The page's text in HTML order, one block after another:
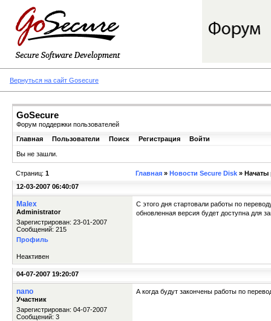
Вернуться на сайт Gosecure
GoSecure
Форум поддержки пользователей
Главная
Пользователи Поиск Регистрация Войти
Вы не зашли.
Страниц: 1 Главная » Новости Secure Disk » Начаты
12-03-2007 06:40:07
Malex
Administrator
Зарегистрирован: 23-01-2007
Сообщений: 215
Профиль
С этого дня стартовали работы по
обновленная версия будет доступна для
Неактивен
04-07-2007 19:20:07
nano
Участник
Зарегистрирован: 04-07-2007
Сообщений: 3
А когда будут закончены работы по